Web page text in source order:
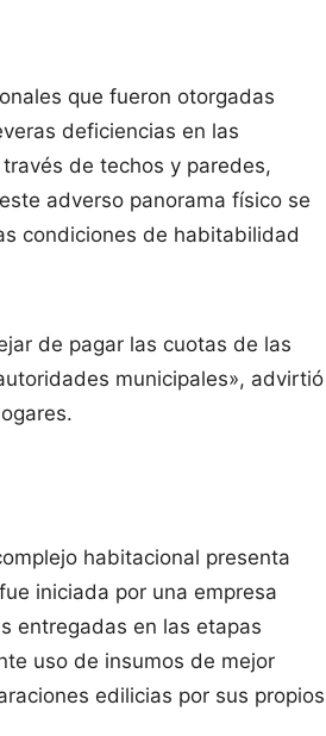
que fueron otorgadas
deficiencias en las
de techos y paredes,
adverso panorama físico se
condiciones de habitabilidad
de pagar las cuotas de las
municipales», advirtió
habitacional presenta
iniciada por una empresa
entregadas en las etapas
uso de insumos de mejor
edilicias por sus propios